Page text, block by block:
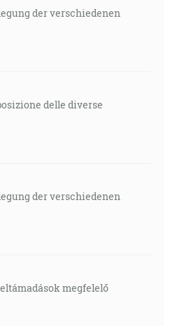
der verschiedenen
delle diverse
der verschiedenen
megfelelő